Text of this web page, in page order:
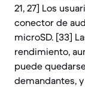
21, 27] Los
conector de
microSD. [33]
rendimiento,
puede
demandantes,